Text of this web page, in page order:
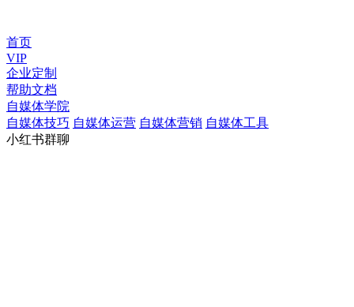
首页
VIP
企业定制
帮助文档
自媒体学院
自媒体技巧 自媒体运营 自媒体营销 自媒体工具
小红书群聊